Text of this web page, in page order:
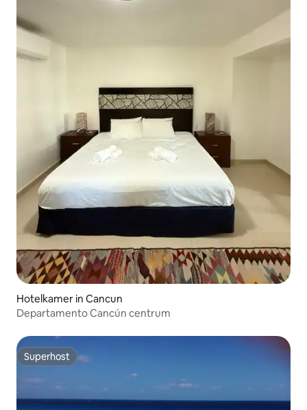
Hotelkamer in Cancun
Departamento Cancún centrum
Superhost
Superhost